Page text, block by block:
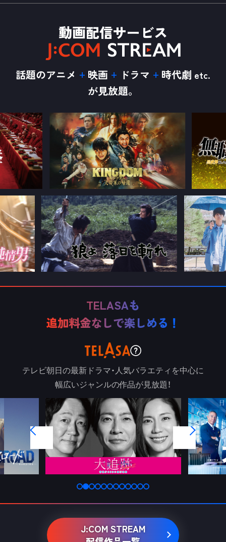
動画配信サービス
話題のアニメ + 映画 + ドラマ + 時代劇 etc.
が見放題。
TELASAも
追加料金なしで楽しめる！
テレビ朝日の最新ドラマ・人気バラエティを中心に
幅広いジャンルの作品が見放題！
J:COM STREAM